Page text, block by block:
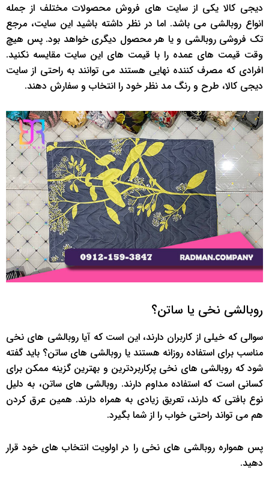
دیجی کالا یکی از سایت های فروش محصولات مختلف از جمله
انواع روبالشی می باشد. اما در نظر داشته باشید این سایت، مرجع
تک فروشی روبالشی و یا هر محصول دیگری خواهد بود. پس هیچ
وقت قیمت های عمده را با قیمت های این سایت مقایسه نکنید.
افرادی که مصرف کننده نهایی هستند می توانند به راحتی از سایت
دیجی کالا، طرح و رنگ مد نظر خود را انتخاب و سفارش دهند.
روبالشی نخی یا ساتن؟
سوالی که خیلی از کاربران دارند، این است که آیا روبالشی های نخی
مناسب برای استفاده روزانه هستند یا روبالشی های ساتن؟ باید گفته
شود که روبالشی های نخی پرکاربردترین و بهترین گزینه ممکن برای
کسانی است که استفاده مداوم دارند. روبالشی های ساتن، به دلیل
نوع بافتی که دارند، تعریق زیادی به همراه دارند. همین عرق کردن
هم می تواند راحتی خواب را از شما بگیرد.
پس همواره روبالشی های نخی را در اولویت انتخاب های خود قرار
دهید.